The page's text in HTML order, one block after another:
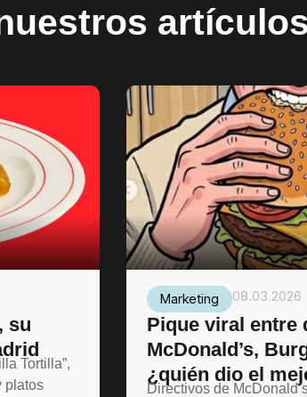
su
Tortilla”,
platos
Marketing 08.03.2026
Pique viral entre
McDonald’s,
¿quién dio el
Directivos de
artículos